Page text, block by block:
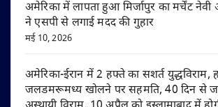
अमेरिका में लापता हुआ मिर्जापुर का मर्चेंट
ने एसपी से लगाई मदद की गुहार
मई 10, 2026
अमेरिका-ईरान में 2 हफ्ते का सशर्त युद्धविराम,
जलडमरूमध्य खोलने पर सहमति, 40 दिन से